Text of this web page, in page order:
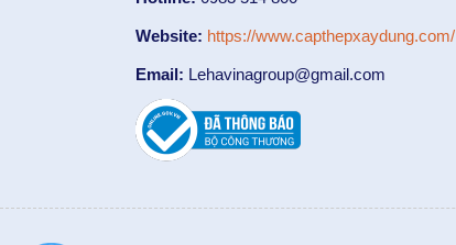
Website: https://www.capthepxaydung.com/
Email: Lehavinagroup@gmail.com